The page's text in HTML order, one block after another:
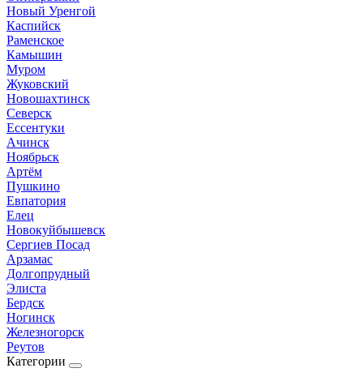
Новый Уренгой
Каспийск
Раменское
Камышин
Муром
Жуковский
Новошахтинск
Северск
Ессентуки
Ачинск
Ноябрьск
Артём
Пушкино
Евпатория
Елец
Новокуйбышевск
Сергиев Посад
Арзамас
Долгопрудный
Элиста
Бердск
Ногинск
Железногорск
Реутов
Категории